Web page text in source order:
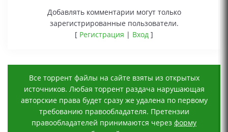
Добавлять комментарии могут только
зарегистрированные пользователи.
[ Регистрация | Вход ]
Все торрент файлы на сайте взяты из открытых
источников. Любая торрент раздача нарушающая
авторские права будет сразу же удалена по первому
требованию правообладателя. Претензии
правообладателей принимаются через форму